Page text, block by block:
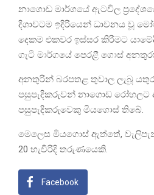
නාගොඩ මාර්ගයේ ඇටවිල
දිශාවටම ඉදිරියෙන් ධාවනය වූ
දෙකම එකවර ඉස්සර කිරීමට
ගැටී මාර්ගයේ පෙරළී ගොස්
අනතුරින් බරපතළ තුවාල ලැබූ
පසුපැදිකරුවන් නාගොඩ
පසුපැදිකරුවෙකු මියගොස් තිබේ.
මෙලෙස මියගොස් ඇත්තේ,
20 හැවිරිදි තරුණයෙකි.
Facebook